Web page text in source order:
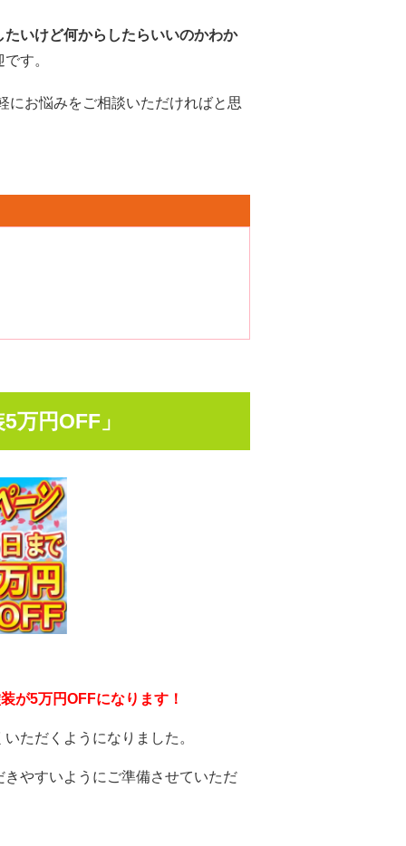
たいけど何からしたらいいのかわか
す。
にお悩みをご相談いただければと思
万円OFF」
が5万円OFFになります！
ただくようになりました。
やすいようにご準備させていただ